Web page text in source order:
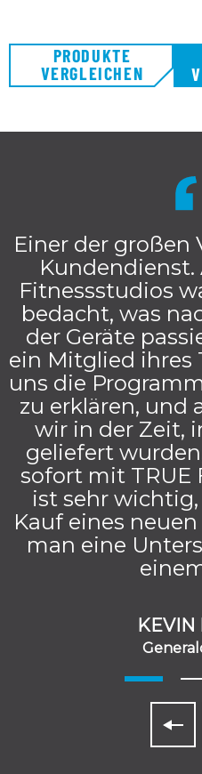
PRODUKTE
VERGLEICHEN
Einer der großen
Kundendienst.
Fitnessstudios
bedacht, was
der Geräte
ein Mitglied ihres
uns die
zu erklären, und
wir in der Zeit,
geliefert
sofort mit TRUE
ist sehr
Kauf eines
man eine
KEVIN